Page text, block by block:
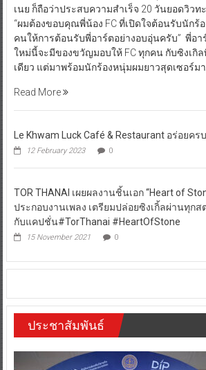
เนย ก็ถือว่าประสบความสำเร็จ 20 วันยอดวิว
“ผมต้องขอบคุณพี่น้อง FC ที่เปิดใจต้อนรับนักร้อ
คนให้การต้อนรับพี่อาร์ตอย่างอบอุ่นครับ” พี่อา
ใหม่นี้จะมีของขวัญมอบให้ FC ทุกคน กับซิงเกิ
เดียว แต่มาพร้อมนักร้องหนุ่มผมยาวสุดเซอร์ม
Read More
Le Khwam Luck Café & Restaurant อร่อยค
12 February 2023 0
TOR THANAI เผยผลงานชิ้นเอก “Heart of
ประกอบงานเพลง เตรียมปล่อยซิงเกิ้ลผ่านทุกส
กับแคปชั่น#TorThanai #HeartOfStone
15 November 2021 0
ประชาสัมพันธ์